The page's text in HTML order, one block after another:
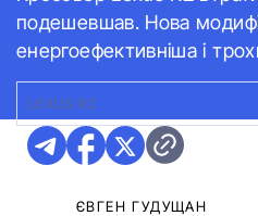
подешевшав. Нова
енергоефективніша і
LEXUS RZ
ЄВГЕН ГУДУЩАН